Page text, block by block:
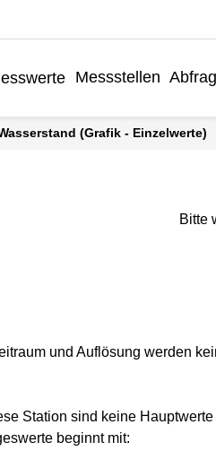
Messstellen
(Grafik - Einzelwerte)
Bitte
und Auflösung werden
Station sind keine
beginnt mit: